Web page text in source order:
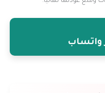
واتساب